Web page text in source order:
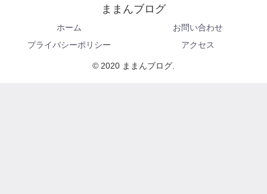
ままんブログ
ホーム
お問い合わせ
プライバシーポリシー
アクセス
© 2020 ままんブログ.